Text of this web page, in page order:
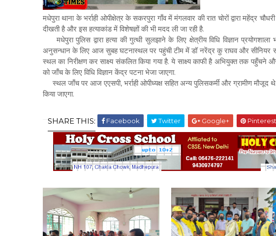
मधेपुरा थाना के भर्राही ओपीक्षेत्र के सकरपुरा गाँव में मंगलवार की रात चोरों द्वारा महेंद्र
दीखती है और इस हत्याकांड में विशेषज्ञों की भी मदद ली जा रही है.
मधेपुरा पुलिस द्वारा हत्या की गुत्थी सुलझाने के लिए क्षेत्रीय विधि विज्ञान प्रयोगशाला
अनुसन्धान के लिए आज सुबह घटनास्थल पर पहुंची टीम में डॉ नरेंद्र कु राघव और सीनियर
स्थल का निरीक्षण कर साक्ष्य संकलित किया गया है. ये साक्ष्य काफी है अभियुक्त तक पहुँचने
को जाँच के लिए विधि विज्ञान केंद्र पटना भेजा जाएगा.
स्थल जाँच पर आज एएसपी, भर्राही ओपीध्यक्ष सहित अन्य पुलिसकर्मी और ग्रामीण मौजूद
किया जाएगा.
SHARE THIS: Facebook Twitter Google+ Pinterest